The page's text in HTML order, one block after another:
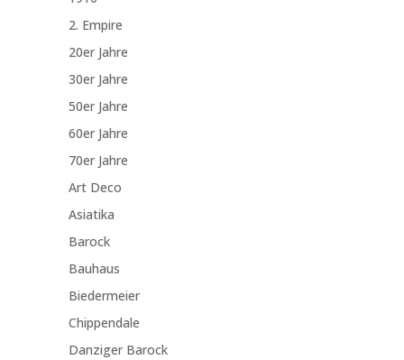
2. Empire
20er Jahre
30er Jahre
50er Jahre
60er Jahre
70er Jahre
Art Deco
Asiatika
Barock
Bauhaus
Biedermeier
Chippendale
Danziger Barock